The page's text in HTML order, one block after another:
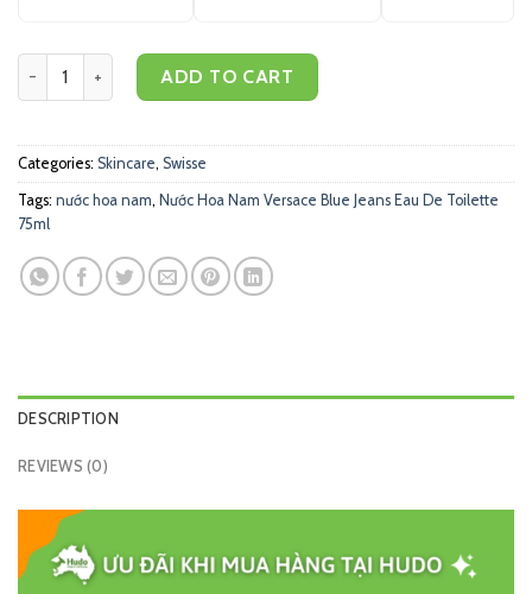
Swisse Beauty Collagen Glow With Collagen Peptides - Viên
ADD TO CART
Categories: Skincare, Swisse
Tags: nước hoa nam, Nước Hoa Nam Versace Blue Jeans Eau De Toilette
75ml
DESCRIPTION
REVIEWS (0)